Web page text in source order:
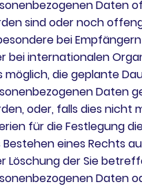
Daten
sind oder noch
bei
bei internationalen
möglich, die geplante
Daten
oder, falls dies nicht
für die Festlegung
Bestehen eines Rechts
Löschung der Sie
Daten